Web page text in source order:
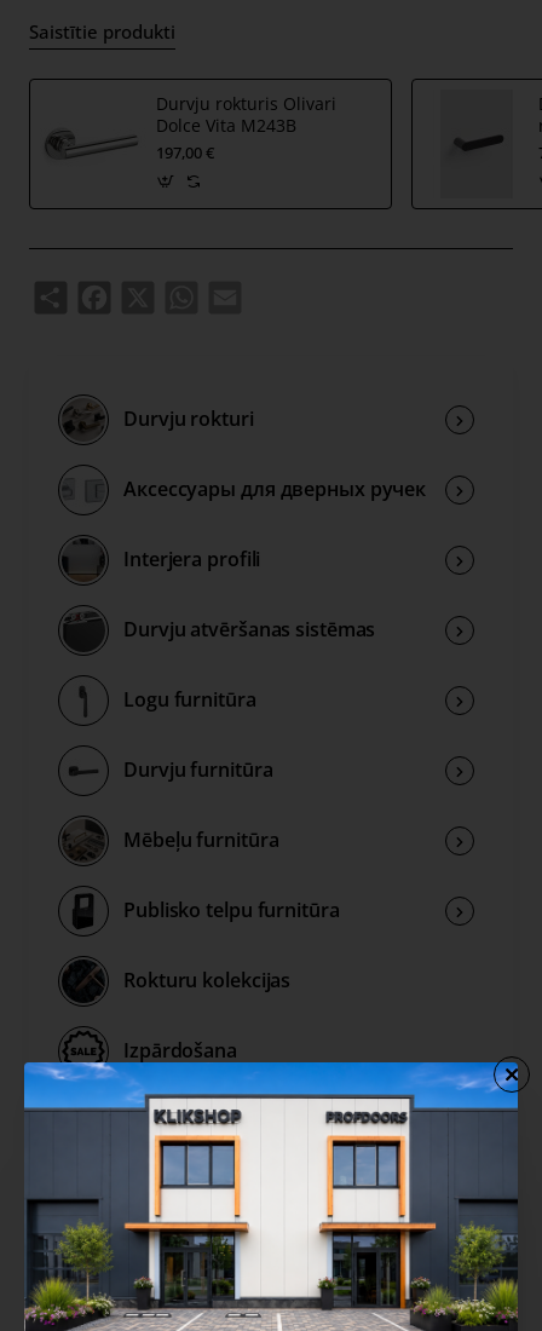
Komplektā ietilpst:
Saistītie produkti
Durvju rokturis Olivari
Dolce Vita M243B
197,00 €
Durvju rokturi
Аксессуары для дверных ручек
Interjera profili
Durvju atvēršanas sistēmas
Logu furnitūra
Durvju furnitūra
Mēbeļu furnitūra
Publisko telpu furnitūra
Rokturu kolekcijas
Izpārdošana